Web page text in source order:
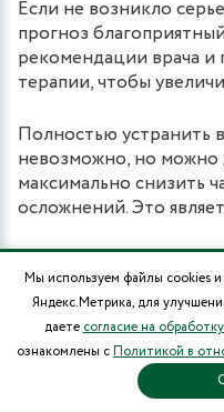
Если не возникло
прогноз
рекомендации врача и
терапии, чтобы
Полностью устранить
невозможно, но можно
максимально снизить
осложнений. Это
Если генитальный
часто или тяжело,
причине
исследование на ВИЧ.
Мы используем файлы cookies и
Яндекс.Метрика, для
даете согласие на
ознакомлены сПолитикой в